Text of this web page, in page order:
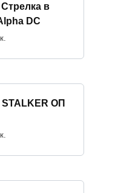
в
DC
STALKER ОП